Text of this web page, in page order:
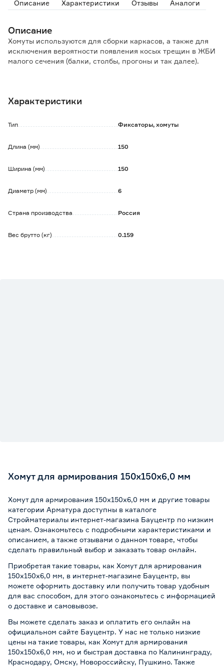
Описание Характеристики Отзывы Аналоги
Описание
Хомуты используются для сборки каркасов, а также для
исключения вероятности появления косых трещин в ЖБИ
малого сечения (балки, столбы, прогоны и так далее).
(ржавчины), не влияющей на геометрию и прочность
обработка поверхности материала.
Характеристики
Тип Фиксаторы, хомуты
Длина (мм) 150
Ширина (мм) 150
Диаметр (мм) 6
Страна производства Россия
Вес брутто (кг) 0.159
Хомут для армирования 150х150х6,0 мм
Хомут для армирования 150х150х6,0 мм и другие товары
категории Арматура доступны в каталоге
Стройматериалы интернет-магазина Бауцентр по низким
ценам. Ознакомьтесь с подробными характеристиками и
описанием, а также отзывами о данном товаре, чтобы
сделать правильный выбор и заказать товар онлайн.
Приобретая такие товары, как Хомут для армирования
150х150х6,0 мм, в интернет-магазине Бауцентр, вы
можете оформить доставку или получить товар удобным
для вас способом, для этого ознакомьтесь с информацией
о доставке и самовывозе.
Вы можете сделать заказ и оплатить его онлайн на
официальном сайте Бауцентр. У нас не только низкие
цены на такие товары, как Хомут для армирования
150х150х6,0 мм, но и быстрая доставка по Калининграду,
Краснодару, Омску, Новороссийску, Пушкино. Также